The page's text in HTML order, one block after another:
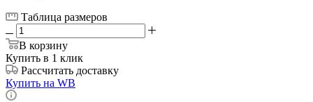
Таблица размеров
В корзину
Купить в 1 клик
Рассчитать доставку
Купить на WB